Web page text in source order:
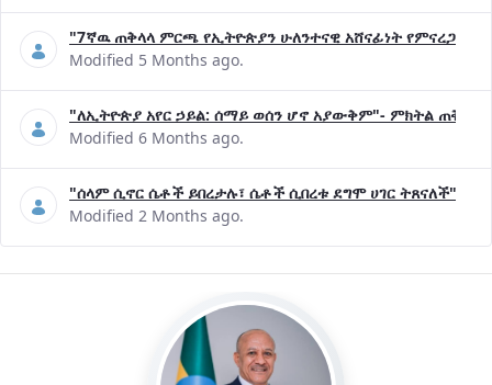
"7ኛዉ ጠቅላላ ምርጫ የኢትዮጵያን ሁለንተናዊ አሸናፊነት
Modified 5 Months ago.
"ለኢትዮጵያ አየር ኃይል: ሰማይ ወሰን ሆኖ አያውቅም"- ምክትል ጠቅላይ
Modified 6 Months ago.
"ሰላም ሲኖር ሴቶች ይበረታሉ፣ ሴቶች ሲበረቱ ደግሞ ሀገር ትጸናለች"-
Modified 2 Months ago.